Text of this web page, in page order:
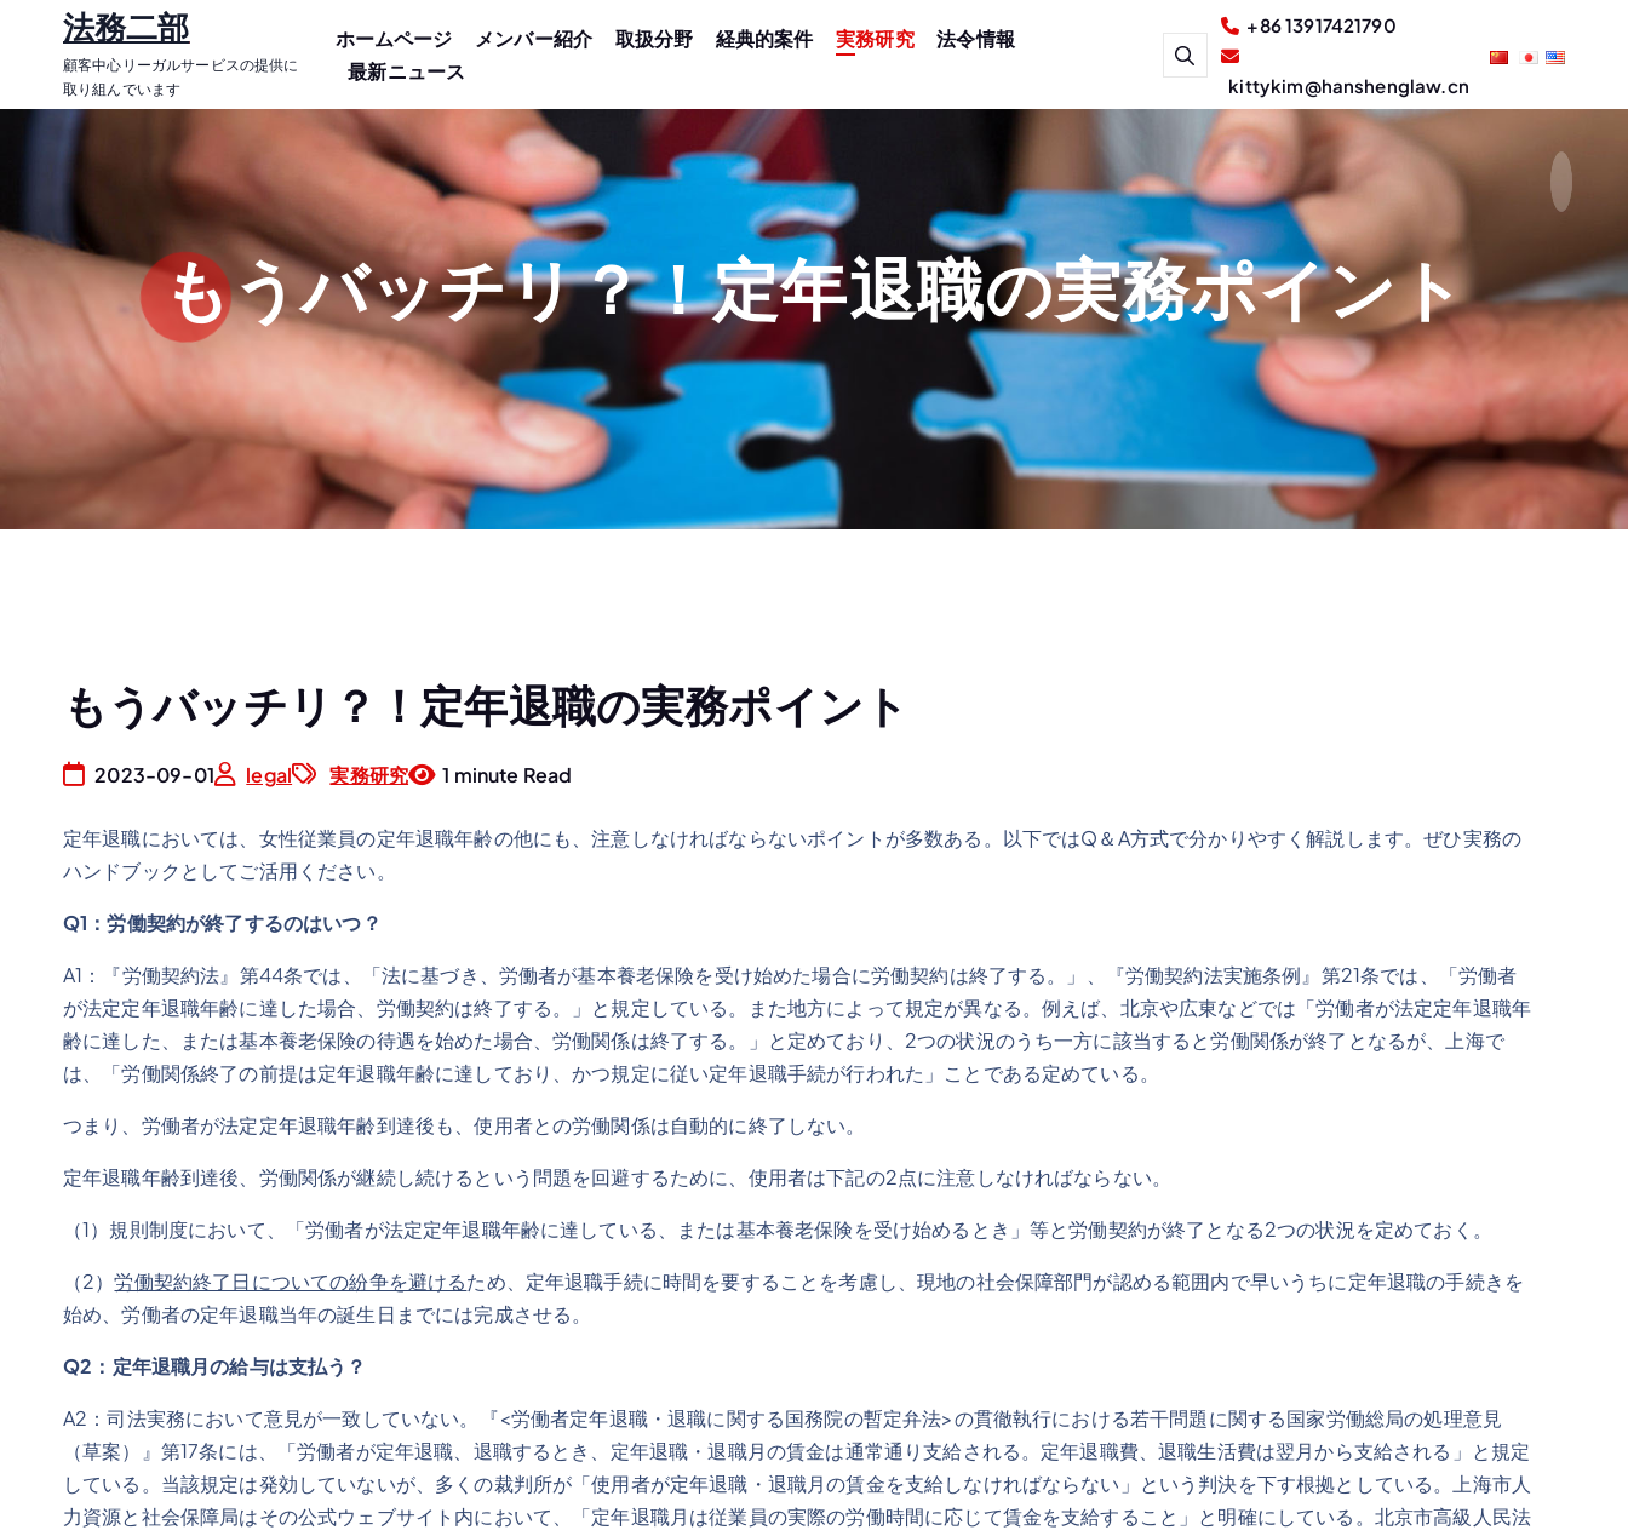
ン
キ
法務二部
顧客中心リーガルサービスの提供に
取り組んでいます
ホームページ メンバー紹介 取扱分野 経典的案件 実務研究
法令情報
最新ニュース
+86 13917421790
kittykim@hanshenglaw.cn
もうバッチリ？！定年退職の実務ポイント
もうバッチリ？！定年退職の実務ポイント
2023-09-01 legal 実務研究 1 minute Read
定年退職においては、女性従業員の定年退職年齢の他にも、注意しなければならないポイントが多数ある。以下ではQ＆A方式で分かりやすく解説します。ぜひ実務の
ハンドブックとしてご活用ください。
Q1：労働契約が終了するのはいつ ？
A1：『労働契約法』第44条では、「法に基づき、労働者が基本養老保険を受け始めた場合に労働契約は終了する。」、『労働契約法実施条例』第21条では、「労働者
が法定定年退職年齢に達した場合、労働契約は終了する。」と規定している。また地方によって規定が異なる。例えば、北京や広東などでは「労働者が法定定年退職年
齢に達した、または基本養老保険の待遇を始めた場合、労働関係は終了する。」と定めており、2つの状況のうち一方に該当すると労働関係が終了となるが、上海で
は、「労働関係終了の前提は定年退職年齢に達しており、かつ規定に従い定年退職手続が行われた」ことである定めている。
つまり、労働者が法定定年退職年齢到達後も、使用者との労働関係は自動的に終了しない。
定年退職年齢到達後、労働関係が継続し続けるという問題を回避するために、使用者は下記の2点に注意しなければならない。
（1）規則制度において、「労働者が法定定年退職年齢に達している、または基本養老保険を受け始めるとき」等と労働契約が終了となる2つの状況を定めておく。
（2）労働契約終了日についての紛争を避けるため、定年退職手続に時間を要することを考慮し、現地の社会保障部門が認める範囲内で早いうちに定年退職の手続きを
始め、労働者の定年退職当年の誕生日までには完成させる。
Q2 ：定年退職月の給与は支払う ？
A2：司法実務において意見が一致していない。『<労働者定年退職・退職に関する国務院の暫定弁法>の貫徹執行における若干問題に関する国家労働総局の処理意見
（草案）』第17条には、「労働者が定年退職、退職するとき、定年退職・退職月の賃金は通常通り支給される。定年退職費、退職生活費は翌月から支給される」と規定
している。当該規定は発効していないが、多くの裁判所が「使用者が定年退職・退職月の賃金を支給しなければならない」という判決を下す根拠としている。上海市人
力資源と社会保障局はその公式ウェブサイト内において、「定年退職月は従業員の実際の労働時間に応じて賃金を支給すること」と明確にしている。北京市高級人民法